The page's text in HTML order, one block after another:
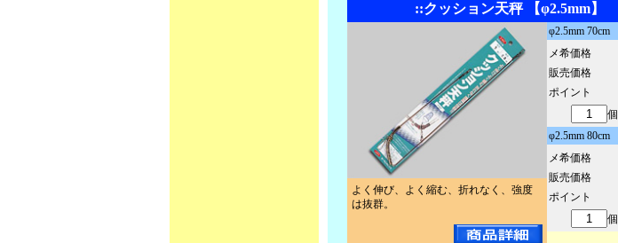
::クッション天秤 【φ2.5mm】
よく伸び、よく縮む、折れなく、強度
は抜群。
φ2.5mm 70cm
メ希価格
販売価格
ポイント
個
φ2.5mm 80cm
メ希価格
販売価格
ポイント
個